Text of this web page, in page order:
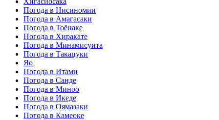
Погода в Нисиномии
Погода в Амагасаки
Погода в Тоёнаке
Погода в Хиракате
Погода в Минамисуита
Погода в Такацуки
Яо
Погода в Итами
Погода в Санде
Погода в Миноо
Погода в Икеде
Погода в Оямазаки
Погода в Камеоке